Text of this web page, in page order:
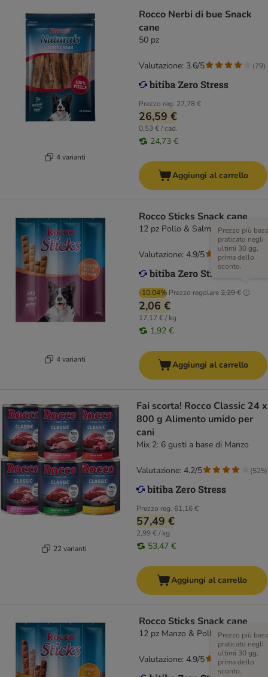
4 varianti
Rocco Nerbi di bue Snack
cane
50 pz
Prezzo reg. 27,78 €
26,59 €
0,53 € / cad.
24,73 €
Valutazione: 3.6/5 (79)
Aggiungi al carrello
4 varianti
Rocco Sticks Snack cane
12 pz Pollo & Salmone
-10.04% Prezzo regolare2,29 €
Prezzo più
praticato negli
ultimi 30 gg,
prima dello
sconto.
2,06 €
17,17 € / kg
1,92 €
Valutazione: 4.9/5 (15
Aggiungi al carrello
22 varianti
Fai scorta! Rocco Classic 24 x
800 g Alimento umido per
cani
Mix 2: 6 gusti a base di Manzo
Prezzo reg. 61,16 €
57,49 €
2,99 € / kg
53,47 €
Valutazione: 4.2/5 (525)
Aggiungi al carrello
Rocco Sticks Snack cane
12 pz Manzo & Pollo (120 g)
Prezzo più
praticato negli
ultimi 30 gg,
prima dello
sconto.
Valutazione: 4.9/5 (15